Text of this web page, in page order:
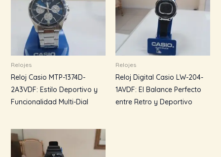
Relojes
Reloj Casio MTP-1374D-
2A3VDF: Estilo Deportivo y
Funcionalidad Multi-Dial
Relojes
Reloj Digital Casio LW-204-
1AVDF: El Balance Perfecto
entre Retro y Deportivo